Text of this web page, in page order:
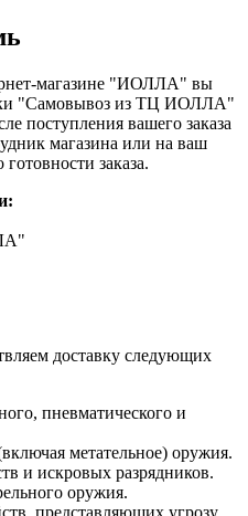
магазине "ИОЛЛА" вы
"Самовывоз из ТЦ ИОЛЛА"
поступления вашего заказа
магазина или на ваш
заказа.
доставку следующих
пневматического и
метательное) оружия.
и искровых разрядников.
оружия.
представляющих угрозу